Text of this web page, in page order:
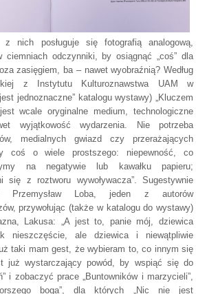
z nich posługuje się fotografią analogową,
ciemniach odczynniki, by osiągnąć „coś” dla
zasięgiem, ba – nawet wyobraźnią? Według
z Instytutu Kulturoznawstwa UAM w
jednoznaczne” katalogu wystawy) „Kluczem
wcale oryginalne medium, technologiczne
wyjątkowość wydarzenia. Nie potrzeba
medialnych gwiazd czy przerażających
coś o wiele prostszego: niepewność, co
na negatywie lub kawałku papieru;
się z roztworu wywoływacza”. Sugestywnie
Przemysław Loba, jeden z autorów
przywołując (także w katalogu do wystawy)
Lakusa: „A jest to, panie mój, dziewica
nieszczęście, ale dziewica i niewątpliwie
taki mam gest, że wybieram to, co innym się
już wystarczający powód, by wspiąć się do
i zobaczyć prace „Buntowników i marzycieli”,
boga”, dla których „Nic nie jest